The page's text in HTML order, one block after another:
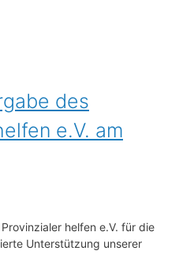
des
e.V. am
helfen e.V. für die
Unterstützung unserer